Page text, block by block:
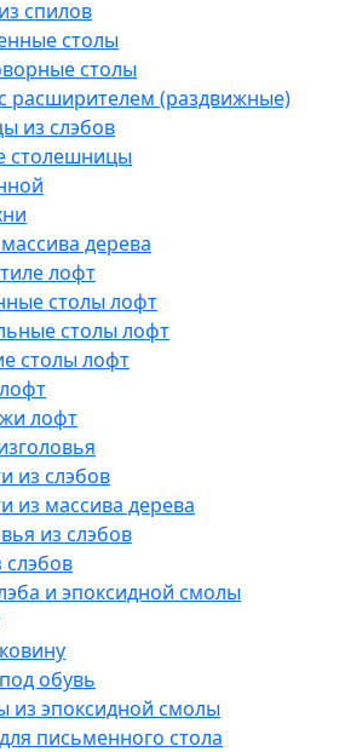
спилов
столы
столы
расширителем (раздвижные)
из слэбов
столешницы
дерева
лофт
столы лофт
столы лофт
столы лофт
лофт
из слэбов
из массива дерева
из слэбов
слэбов
и эпоксидной смолы
обувь
из эпоксидной смолы
письменного стола